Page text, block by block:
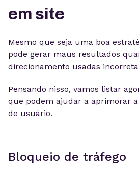
em site
Mesmo que seja uma boa
pode gerar maus resultados
direcionamento usadas
Pensando nisso, vamos listar
que podem ajudar a aprimorar a
de usuário.
Bloqueio de tráfego